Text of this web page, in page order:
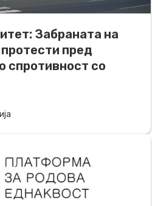
Забраната на
пред
спротивност со